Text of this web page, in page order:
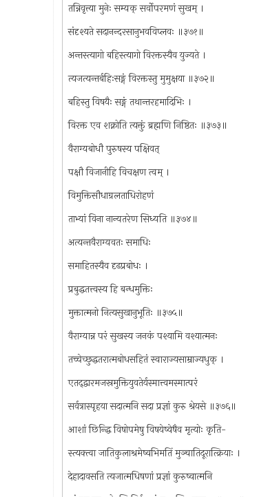
तन्निवृत्त्या मुनेः सम्यक् सर्वोपरमणं सुखम् ।
संदृश्यते सदानन्दरसानुभवविप्लवः ॥३७१॥
अन्तस्त्यागो बहिस्त्यागो विरक्तस्यैव युज्यते ।
त्यजत्यन्तर्बहिःसङ्गं विरक्तस्तु मुमुक्षया ॥३७२॥
बहिस्तु विषयैः सङ्गं तथान्तरहमादिभिः ।
विरक्त एव शक्नोति त्यक्तुं ब्रह्मणि निष्ठितः ॥३७३॥
वैराग्यबोधौ पुरुषस्य पक्षिवत्
पक्षौ विजानीहि विचक्षण त्वम् ।
विमुक्तिसौधाग्रलताधिरोहणं
ताभ्यां विना नान्यतरेण सिध्यति ॥३७४॥
अत्यन्तवैराग्यवतः समाधिः
समाहितस्यैव दृढप्रबोधः ।
प्रबुद्धतत्त्वस्य हि बन्धमुक्तिः
मुक्तात्मनो नित्यसुखानुभूतिः ॥३७५॥
वैराग्यान्न परं सुखस्य जनकं पश्यामि वश्यात्मनः
तच्चेच्छुद्धतरात्मबोधसहितं स्वाराज्यसाम्राज्यधुक् ।
एतद्द्वारमजस्रमुक्तियुवतेर्यस्मात्त्वमस्मात्परं
सर्वत्रास्पृहया सदात्मनि सदा प्रज्ञां कुरु श्रेयसे ॥३७६॥
आशां छिन्द्धि विषोपमेषु विषयेष्वेषैव मृत्योः कृति-
स्त्यक्त्वा जातिकुलाश्रमेष्वभिमतिं मुञ्चातिदूरात्क्रियाः ।
देहादावसति त्यजात्मधिषणां प्रज्ञां कुरुष्वात्मनि